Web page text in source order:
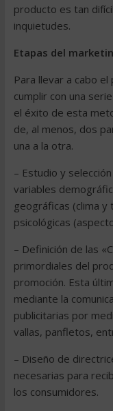
producto es tan
inquietudes.
Etapas del
Para llevar a cabo
cumplir con una
el éxito de esta
de, al menos, dos
una a la otra.
– Estudio y
variables
geográficas (clima y
psicológicas
– Definición de las
primordiales del
promoción. Esta
mediante la
publicitarias por
vallas, panfletos,
– Diseño de
necesarias para
los consumidores.